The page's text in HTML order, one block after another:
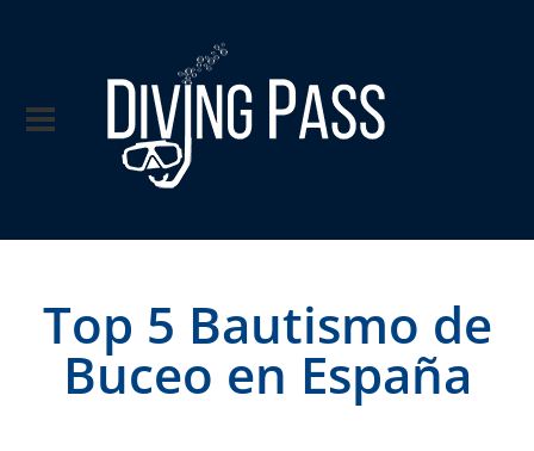
Top 5 Bautismo de
Buceo en España